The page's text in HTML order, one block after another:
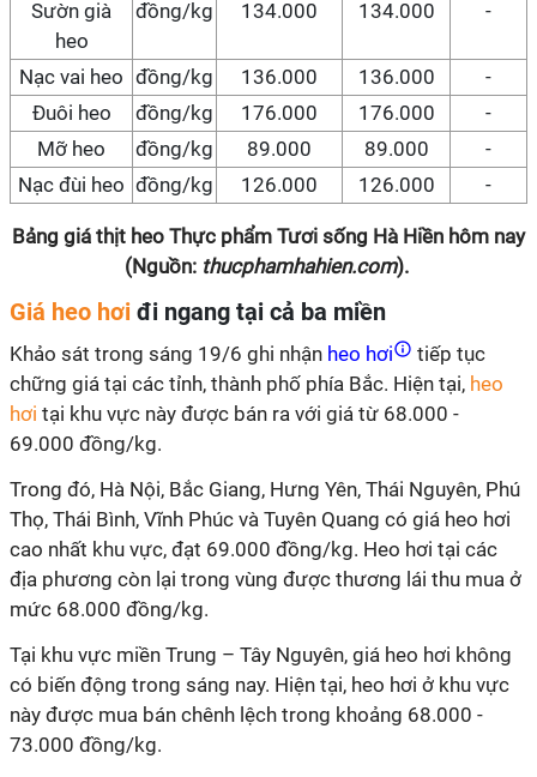
Sườn già
heo
đồng/kg 134.000 134.000 -
Nạc vai heo đồng/kg 136.000 136.000
-
Đuôi heo
đồng/kg 176.000 176.000
-
Mỡ heo
đồng/kg 89.000 89.000
-
Nạc đùi heo đồng/kg 126.000 126.000 -
Bảng giá thịt heo Thực phẩm Tươi sống Hà Hiền hôm nay
(Nguồn:thucphamhahien.com).
Giá heo hơi đi ngang tại cả ba miền
Khảo sát trong sáng 19/6 ghi nhận heo hơi
tiếp tục
chững giá tại các tỉnh, thành phố phía Bắc. Hiện tại, heo
hơi tại khu vực này được bán ra với giá từ 68.000 -
69.000 đồng/kg.
Trong đó, Hà Nội, Bắc Giang, Hưng Yên, Thái Nguyên, Phú
Thọ, Thái Bình, Vĩnh Phúc và Tuyên Quang có giá heo hơi
cao nhất khu vực, đạt 69.000 đồng/kg. Heo hơi tại các
địa phương còn lại trong vùng được thương lái thu mua ở
mức 68.000 đồng/kg.
Tại khu vực miền Trung – Tây Nguyên, giá heo hơi không
có biến động trong sáng nay. Hiện tại, heo hơi ở khu vực
này được mua bán chênh lệch trong khoảng 68.000 -
73.000 đồng/kg.